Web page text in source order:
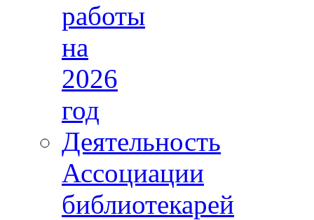
работы
на
2026
год
Деятельность
Ассоциации
библиотекарей